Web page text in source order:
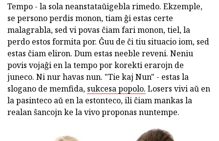
Tempo - la sola neanstataŭigebla rimedo. Ekzemple,
se persono perdis monon, tiam ĝi estas certe
malagrabla, sed vi povas ĉiam fari monon, tiel, la
perdo estos formita por. Ĝuu de ĉi tiu situacio iom, sed
estas ĉiam eliron. Dum estas neeble reveni. Neniu
povis vojaĝi en la tempo por korekti erarojn de
juneco. Ni nur havas nun. "Tie kaj Nun" - estas la
slogano de memfida, sukcesa popolo. Losers vivi aŭ en
la pasinteco aŭ en la estonteco, ili ĉiam mankas la
realan ŝancojn ke la vivo proponas nuntempe.